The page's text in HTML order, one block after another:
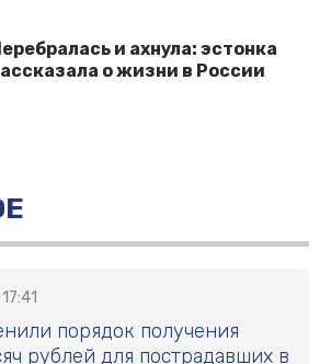
и ахнула: эстонка
о жизни в России
порядок получения
рублей для пострадавших в